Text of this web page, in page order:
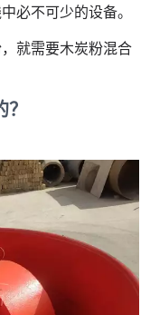
必不可少的设备。
就需要木炭粉混合